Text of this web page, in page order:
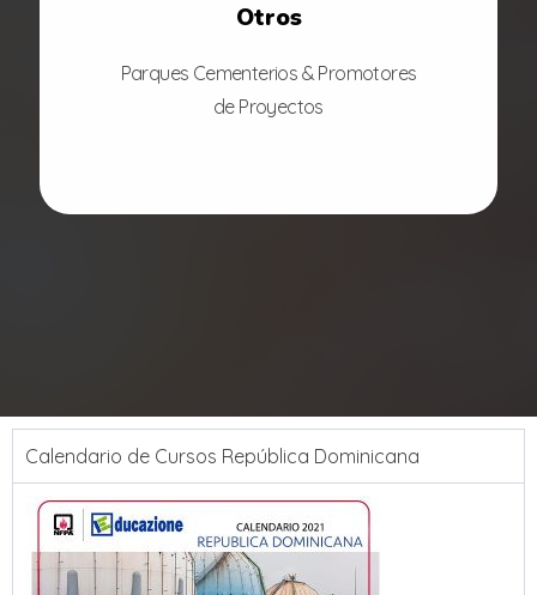
Otros
Parques Cementerios & Promotores
de Proyectos
Calendario de Cursos República Dominicana